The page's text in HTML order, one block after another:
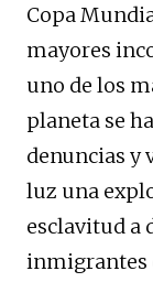
Copa
mayores
uno de los
planeta se
denuncias y
luz una
esclavitud a
inmigrantes